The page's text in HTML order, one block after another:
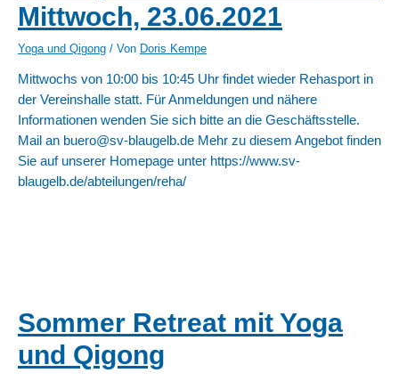
Mittwoch, 23.06.2021
Yoga und Qigong / Von Doris Kempe
Mittwochs von 10:00 bis 10:45 Uhr findet wieder Rehasport in
der Vereinshalle statt. Für Anmeldungen und nähere
Informationen wenden Sie sich bitte an die Geschäftsstelle.
Mail an buero@sv-blaugelb.de Mehr zu diesem Angebot finden
Sie auf unserer Homepage unter https://www.sv-
blaugelb.de/abteilungen/reha/
Sommer Retreat mit Yoga
und Qigong